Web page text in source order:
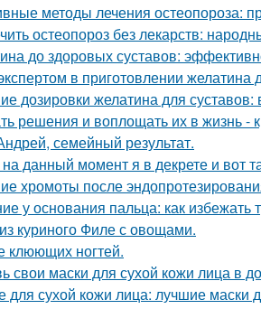
методы лечения остеопороза:
остеопороз без лекарств:
до здоровых суставов:
в приготовлении
дозировки желатина для суставов:
решения и воплощать их в жизнь -
семейный результат.
данный момент я в декрете и вот
хромоты после
у основания пальца: как
куриного Филе с овощами.
клюющих ногтей.
свои маски для сухой кожи лица в
для сухой кожи лица: лучшие маски